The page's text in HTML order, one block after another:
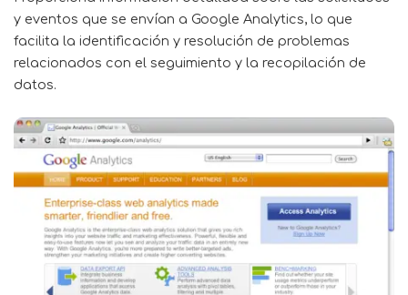
y eventos que se envían a Google Analytics, lo que
facilita la identificación y resolución de problemas
relacionados con el seguimiento y la recopilación de
datos.